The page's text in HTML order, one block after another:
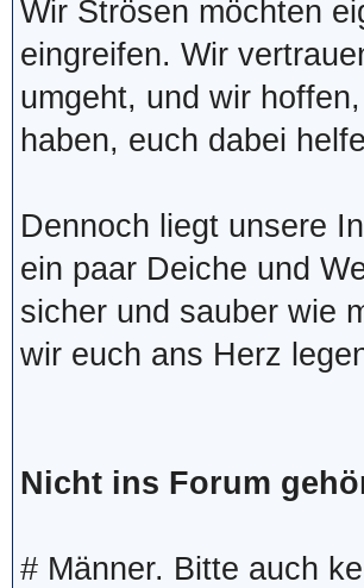
Wir Strösen möchten
eingreifen. Wir
umgeht, und wir
haben, euch dabei
Dennoch liegt unsere
ein paar Deiche und
sicher und sauber wie
wir euch ans Herz
Nicht ins Forum
# Männer. Bitte auch